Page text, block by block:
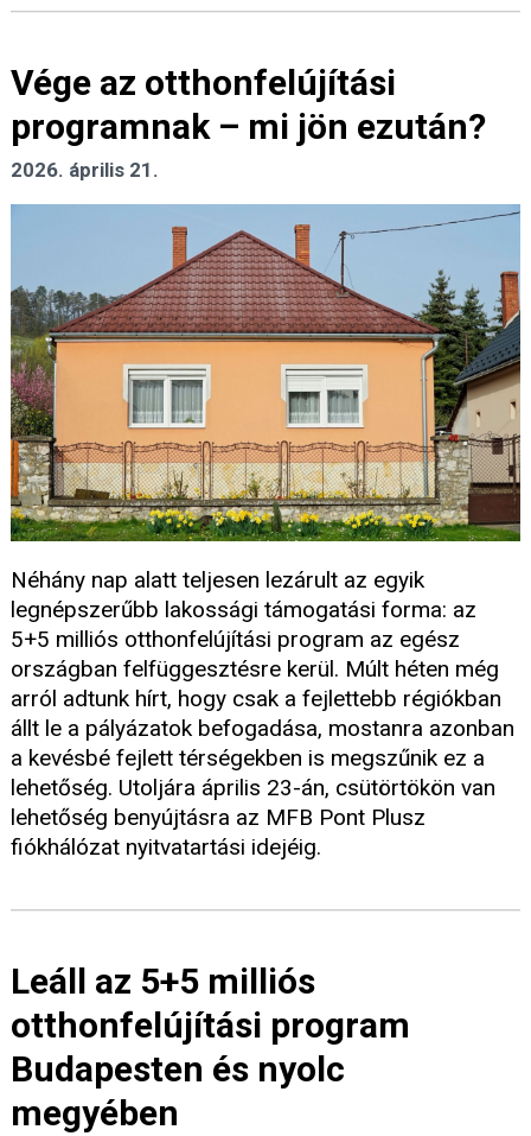
Vége az otthonfelújítási
programnak – mi jön ezután?
2026. április 21.
Néhány nap alatt teljesen lezárult az egyik
legnépszerűbb lakossági támogatási forma: az
5+5 milliós otthonfelújítási program az egész
országban felfüggesztésre kerül. Múlt héten még
arról adtunk hírt, hogy csak a fejlettebb régiókban
állt le a pályázatok befogadása, mostanra azonban
a kevésbé fejlett térségekben is megszűnik ez a
lehetőség. Utoljára április 23-án, csütörtökön van
lehetőség benyújtásra az MFB Pont Plusz
fiókhálózat nyitvatartási idejéig.
Leáll az 5+5 milliós
otthonfelújítási program
Budapesten és nyolc
megyében